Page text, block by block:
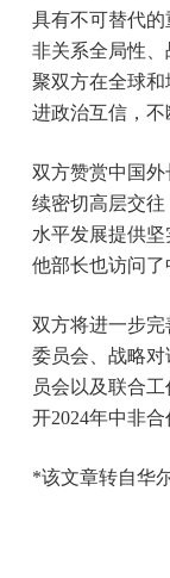
具有不可替代
非关系全局性
聚双方在全球
进政治互信，不
双方赞赏中国
续密切高层交
水平发展提供
他部长也访问了
双方将进一步
委员会、战略
员会以及联合
开2024年中非
*该文章转自华